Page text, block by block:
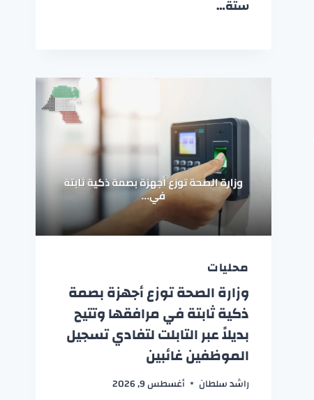
ستة…
محليات
وزارة الصحة توزع أجهزة بصمة
ذكية ثابتة في مرافقها وتتيح
بديلاً عبر التابلت لتفادي تسجيل
الموظفين غائبين
راشد سلطان أغسطس 9, 2026